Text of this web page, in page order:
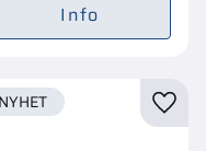
Info
NYHET